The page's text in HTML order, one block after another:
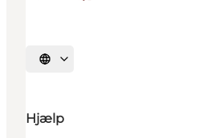
Vælg sprog
Hjælp